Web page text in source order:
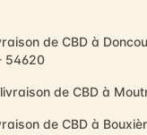
de CBD à
54620
de CBD à
de CBD à